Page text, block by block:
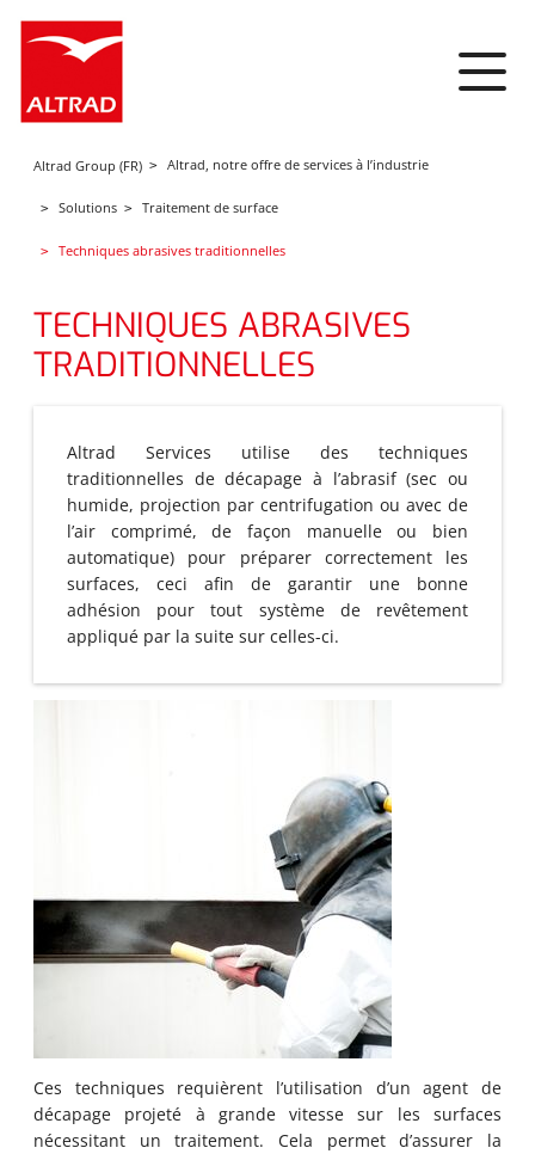
Altrad Group (FR) Altrad, notre offre de services à l’industrie
Solutions Traitement de surface
Techniques abrasives traditionnelles
TECHNIQUES ABRASIVES
TRADITIONNELLES
Altrad Services utilise des techniques
traditionnelles de décapage à l’abrasif (sec ou
humide, projection par centrifugation ou avec de
l’air comprimé, de façon manuelle ou bien
automatique) pour préparer correctement les
surfaces, ceci afin de garantir une bonne
adhésion pour tout système de revêtement
appliqué par la suite sur celles-ci.
Ces techniques requièrent l’utilisation d’un agent de
décapage projeté à grande vitesse sur les surfaces
nécessitant un traitement. Cela permet d’assurer la